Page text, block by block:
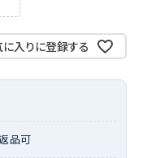
に入りに登録する
品可